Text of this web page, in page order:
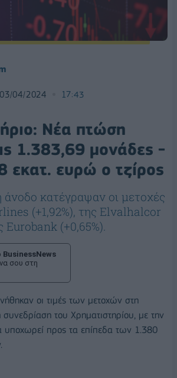
03/04/2024 17:43
Νέα πτώση
1.383,69 μονάδες -
εκατ. ευρώ ο τζίρος
κατέγραψαν οι μετοχές
(+1,92%), της Elvalhalcor
Eurobank (+0,65%).
BusinessNews
σου στη
οι τιμές των μετοχών στη
συνεδρίαση του Χρηματιστηρίου, με την
υποχωρεί προς τα επίπεδα των 1.380